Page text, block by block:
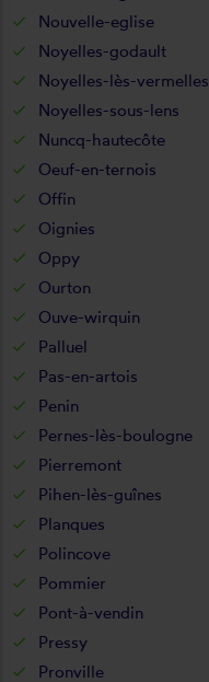
Nouvelle-eglise
Noyelles-godault
Noyelles-lès-vermelles
Noyelles-sous-lens
Nuncq-hautecôte
Oeuf-en-ternois
Offin
Oignies
Oppy
Ourton
Ouve-wirquin
Palluel
Pas-en-artois
Penin
Pernes-lès-boulogne
Pierremont
Pihen-lès-guînes
Planques
Polincove
Pommier
Pont-à-vendin
Pressy
Pronville